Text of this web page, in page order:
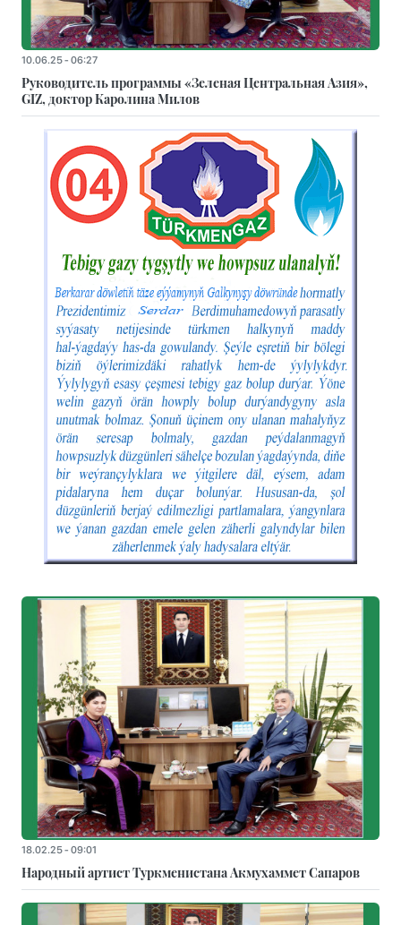
10.06.25 - 06:27
Руководитель программы «Зеленая Центральная Азия»,
GIZ, доктор Каролина Милов
18.02.25 - 09:01
Народный артист Туркменистана Акмухаммет Сапаров